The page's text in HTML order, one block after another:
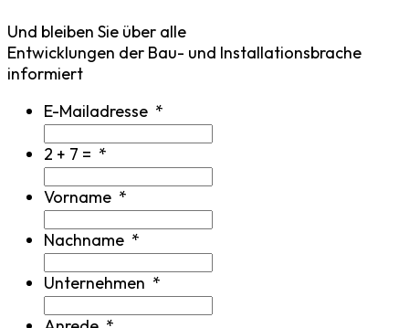
Und bleiben Sie über alle
Entwicklungen der Bau- und Installationsbrache
informiert
E-Mailadresse *
2 + 7 = *
Vorname *
Nachname *
Unternehmen *